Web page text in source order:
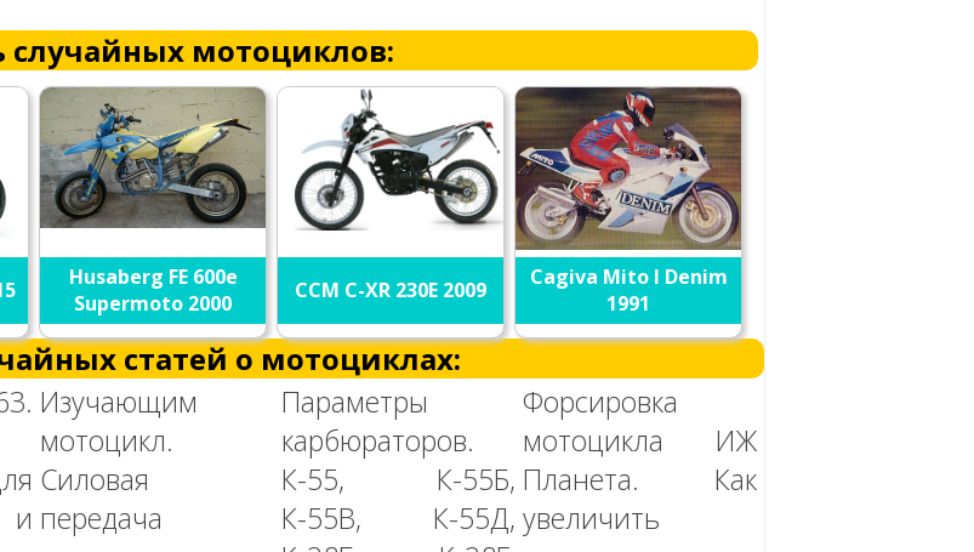
случайных мотоциклов:
Husaberg FE 600e
Supermoto 2000
CCM C-XR 230E 2009
Cagiva Mito I Denim
1991
статей о мотоциклах:
Изучающим
мотоцикл.
Силовая
передача
Параметры
карбюраторов.
К-55, К-55Б,
К-55В, К-55Д,
Форсировка
мотоцикла ИЖ
Планета. Как
увеличить